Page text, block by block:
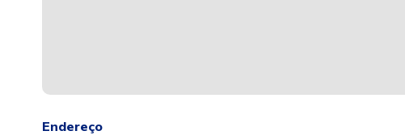
Endereço